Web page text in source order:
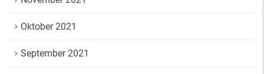
Oktober 2021
September 2021